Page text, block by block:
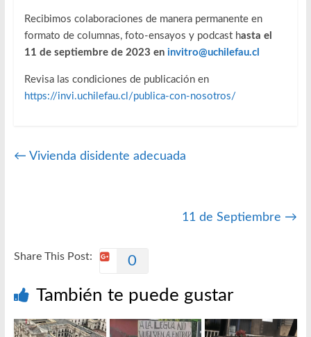
Recibimos colaboraciones de manera permanente en
formato de columnas, foto-ensayos y podcast hasta el
11 de septiembre de 2023 en invitro@uchilefau.cl
Revisa las condiciones de publicación en
https://invi.uchilefau.cl/publica-con-nosotros/
← Vivienda disidente adecuada
11 de Septiembre →
Share This Post: 0
También te puede gustar